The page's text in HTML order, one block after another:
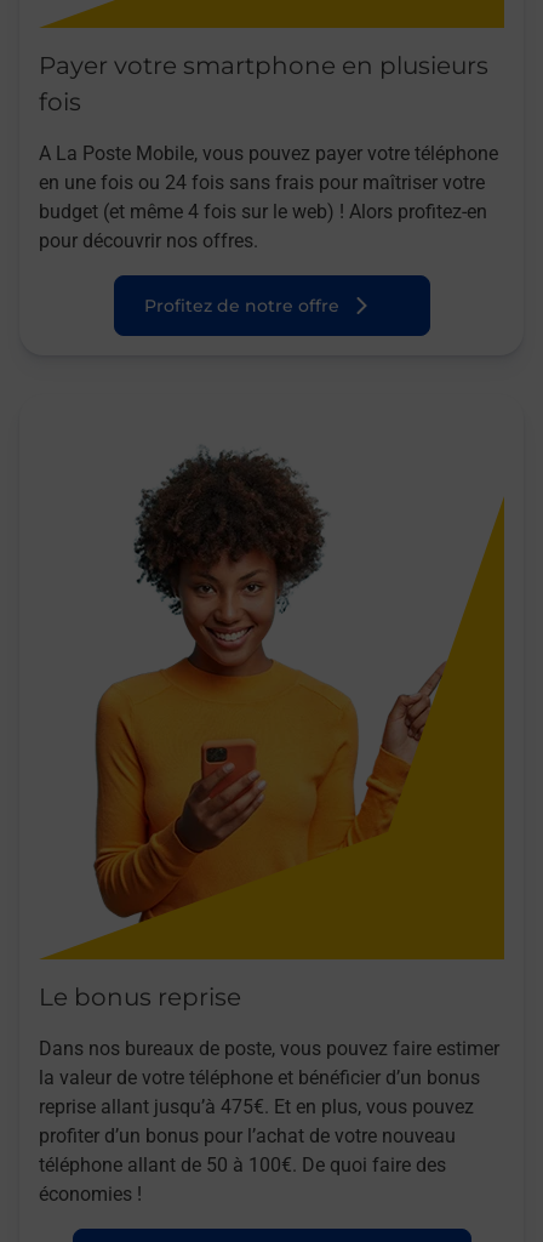
Payer votre smartphone en plusieurs
fois
A La Poste Mobile, vous pouvez payer votre téléphone
en une fois ou 24 fois sans frais pour maîtriser votre
budget (et même 4 fois sur le web) ! Alors profitez-en
pour découvrir nos offres.
Profitez de notre offre
Le bonus reprise
Dans nos bureaux de poste, vous pouvez faire estimer
la valeur de votre téléphone et bénéficier d’un bonus
reprise allant jusqu’à 475€. Et en plus, vous pouvez
profiter d’un bonus pour l’achat de votre nouveau
téléphone allant de 50 à 100€. De quoi faire des
économies !